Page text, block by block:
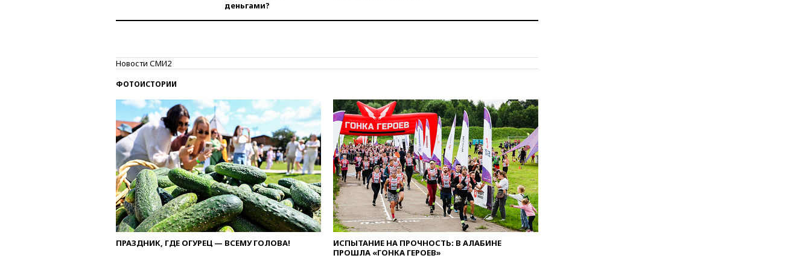
России
об истощении боеприпасов у
США
в 2028 году могут войти в
состав Евросоюза
09:18
Пашинян сообщил о
приверженности Армении
основополагающим
принципам ЕАЭС
09:06Гендиректора
удмуртской «Ижавиа»
попросили уволиться
08:51Осужденный в России
американец Гилман
находится при смерти
деньгами?
Новости СМИ2
ФОТОИСТОРИИ
ПРАЗДНИК, ГДЕ ОГУРЕЦ — ВСЕМУ ГОЛОВА!
ИСПЫТАНИЕ НА ПРОЧНОСТЬ: В АЛАБИНЕ
ПРОШЛА «ГОНКА ГЕРОЕВ»